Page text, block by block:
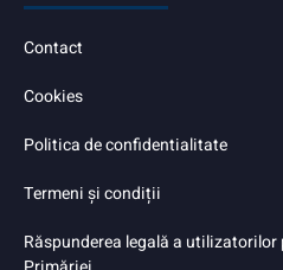
Contact
Cookies
Politica de confidentialitate
Termeni și condiții
Răspunderea legală a